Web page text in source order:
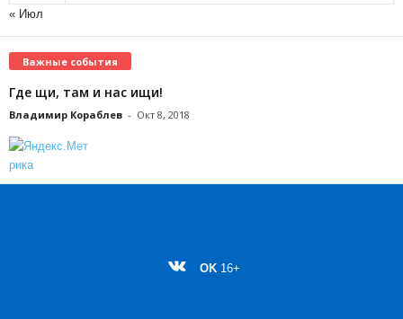
« Июл
Важные события
Где щи, там и нас ищи!
Владимир Кораблев - Окт 8, 2018
OK 16+